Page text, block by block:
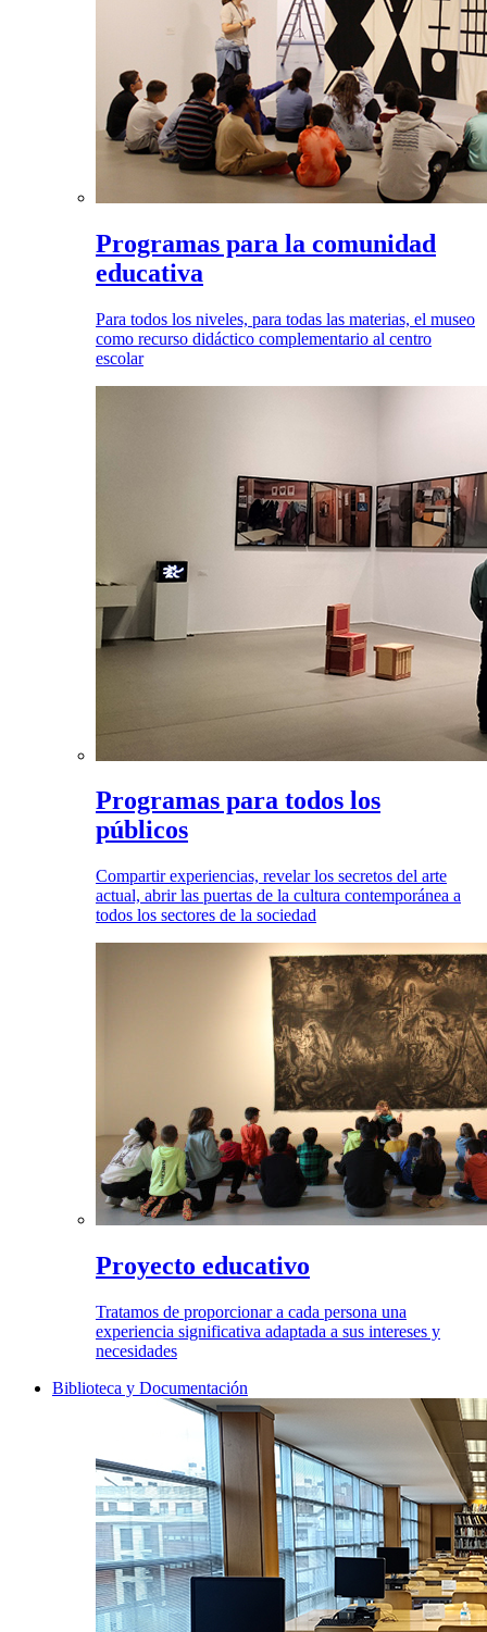
Programas para la comunidad
educativa
Para todos los niveles, para todas las materias, el museo
como recurso didáctico complementario al centro
escolar
Programas para todos los
públicos
Compartir experiencias, revelar los secretos del arte
actual, abrir las puertas de la cultura contemporánea a
todos los sectores de la sociedad
Proyecto educativo
Tratamos de proporcionar a cada persona una
experiencia significativa adaptada a sus intereses y
necesidades
Biblioteca y Documentación